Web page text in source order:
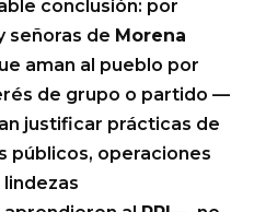
conclusión: por
señoras de Morena
aman al pueblo por
de grupo o partido —
justificar prácticas de
públicos, operaciones